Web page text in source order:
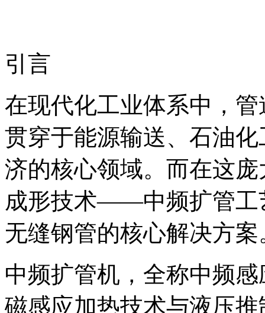
引言
在现代化工业体系中，
贯穿于能源输送、石油
济的核心领域。而在这
成形技术——中频扩管工
无缝钢管的核心解决方案
中频扩管机，全称中频
磁感应加热技术与液压